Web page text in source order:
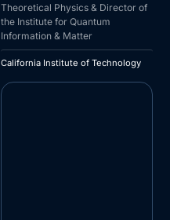
Theoretical Physics & Director of
the Institute for Quantum
Information & Matter
California Institute of Technology